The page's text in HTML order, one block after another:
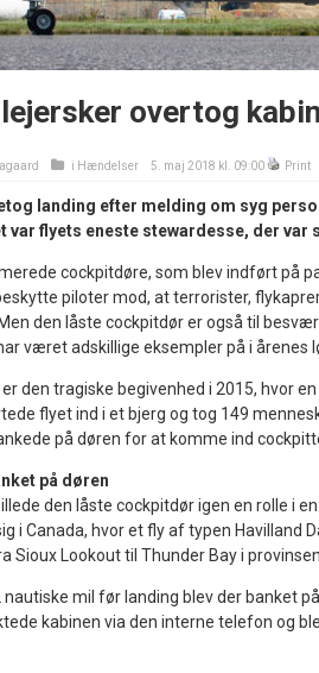
overtog
i Hændelser 5. maj 2018 kl. 09:00 Print
landing efter melding om syg
var flyets eneste stewardesse, der var
cockpitdøre, som blev indført på
piloter mod, at terrorister,
den låste cockpitdør er også til
været adskillige eksempler på i årenes
den tragiske begivenhed i 2015, hvor
flyet ind i et bjerg og tog 149
på døren for at komme ind
på døren
den låste cockpitdør igen en rolle i
i Canada, hvor et fly af typen Havilland
Sioux Lookout til Thunder Bay i
nautiske mil før landing blev der banket
kabinen via den interne telefon og